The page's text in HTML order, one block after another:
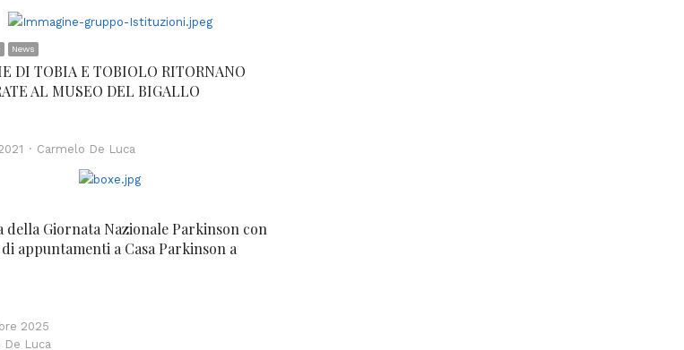
News
DI TOBIA E TOBIOLO RITORNANO
AL MUSEO DEL BIGALLO
Author
Carmelo De Luca
della Giornata Nazionale Parkinson con
appuntamenti a Casa Parkinson a
2025
De Luca